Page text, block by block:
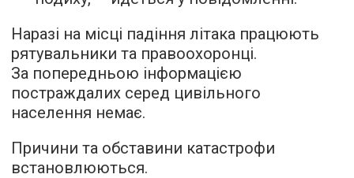
Наразі на місці падіння літака працюють
рятувальники та правоохоронці.
За попередньою інформацією
постраждалих серед цивільного
населення немає.
Причини та обставини катастрофи
встановлюються.